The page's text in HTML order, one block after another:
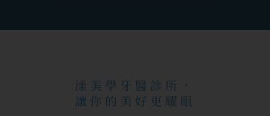
漾美學牙醫診所，
讓你的美好更耀眼